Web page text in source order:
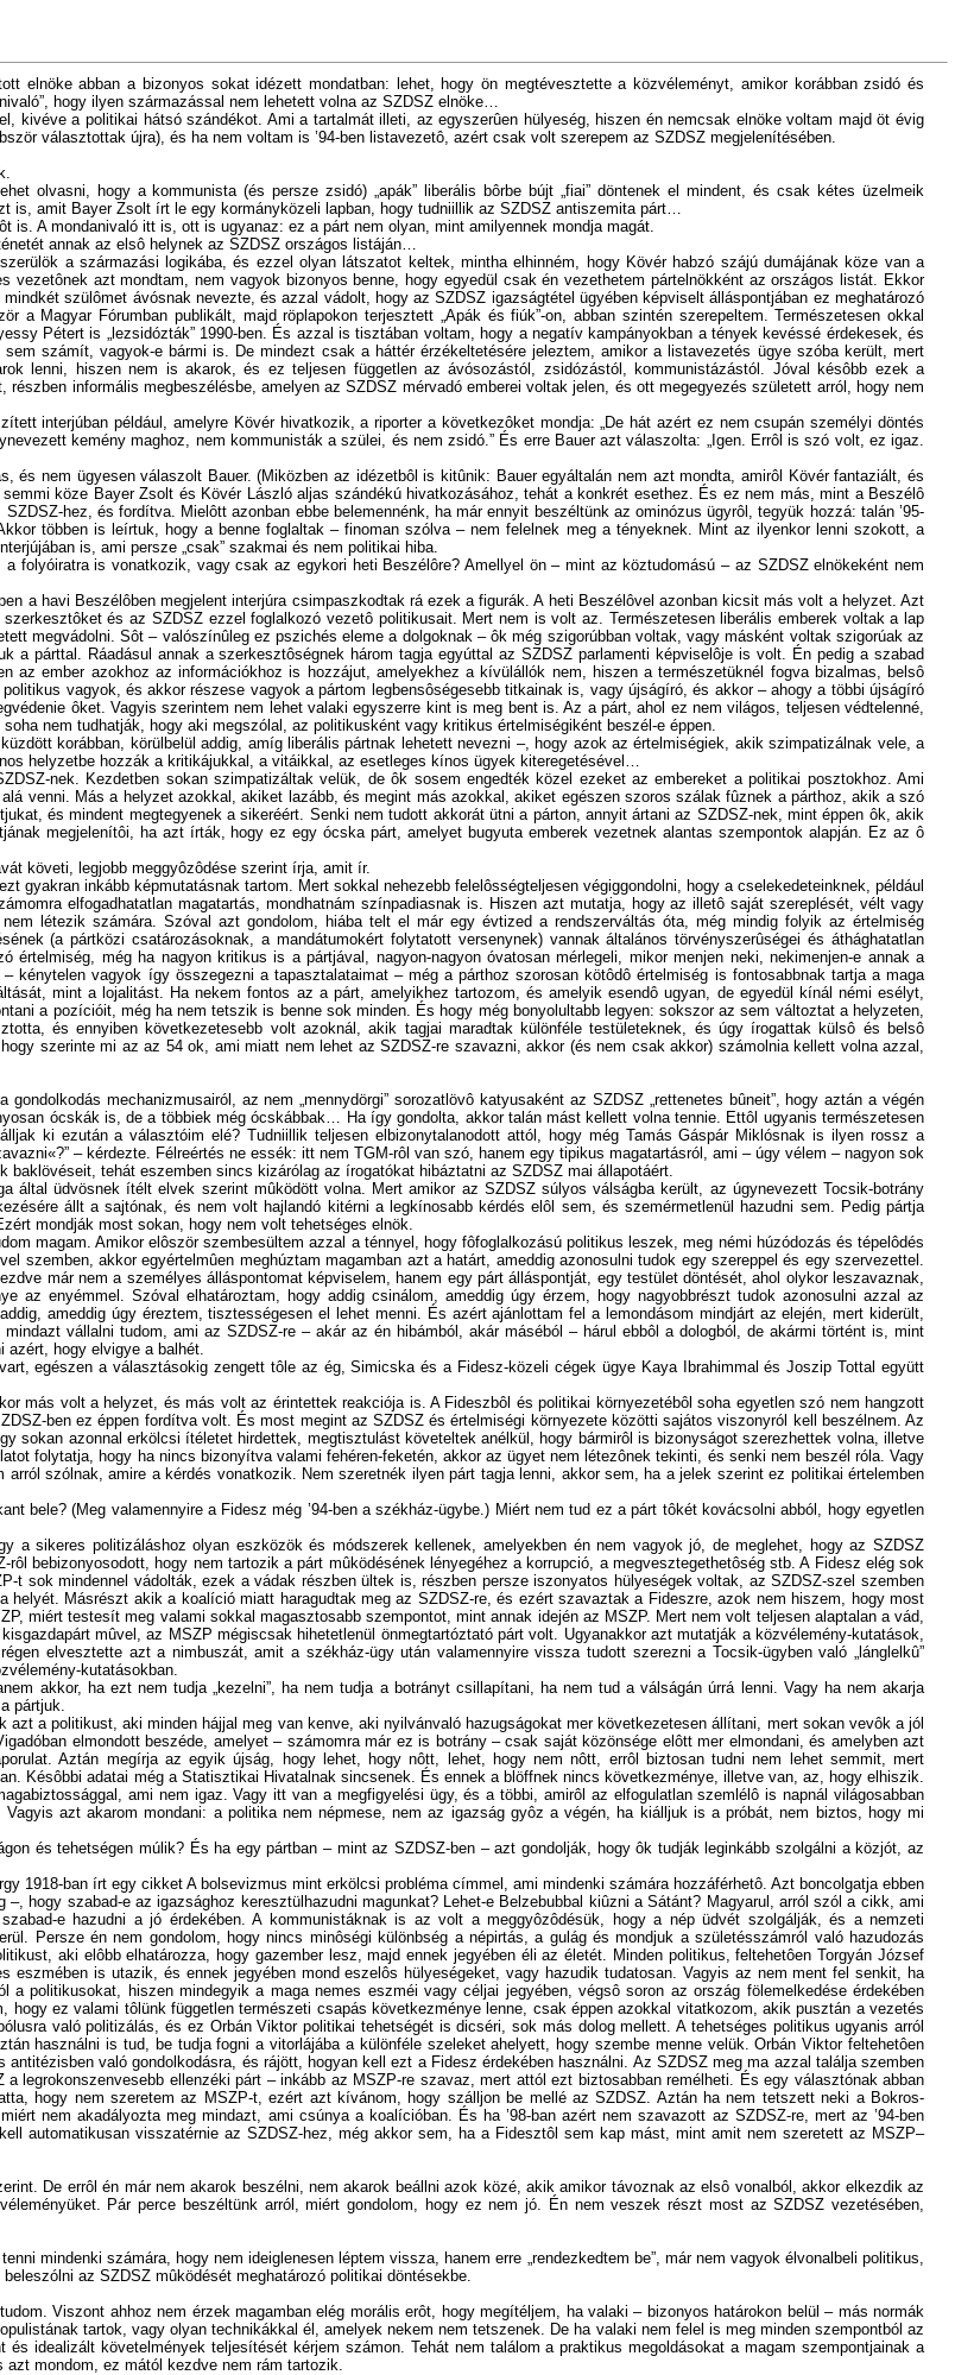
elnöke abban a bizonyos sokat idézett mondatban: lehet, hogy ön megtévesztette a közvéleményt, amikor korábban zsidó és
hogy ilyen származással nem lehetett volna az SZDSZ elnöke…
kivéve a politikai hátsó szándékot. Ami a tartalmát illeti, az egyszerûen hülyeség, hiszen én nemcsak elnöke voltam majd öt évig
választottak újra), és ha nem voltam is ’94-ben listavezetô, azért csak volt szerepem az SZDSZ megjelenítésében.
olvasni, hogy a kommunista (és persze zsidó) „apák” liberális bôrbe bújt „fiai” döntenek el mindent, és csak kétes üzelmeik
is, amit Bayer Zsolt írt le egy kormányközeli lapban, hogy tudniillik az SZDSZ antiszemita párt…
A mondanivaló itt is, ott is ugyanaz: ez a párt nem olyan, mint amilyennek mondja magát.
annak az elsô helynek az SZDSZ országos listáján…
a származási logikába, és ezzel olyan látszatot keltek, mintha elhinném, hogy Kövér habzó szájú dumájának köze van a
vezetônek azt mondtam, nem vagyok bizonyos benne, hogy egyedül csak én vezethetem pártelnökként az országos listát. Ekkor
szülômet ávósnak nevezte, és azzal vádolt, hogy az SZDSZ igazságtétel ügyében képviselt álláspontjában ez meghatározó
Magyar Fórumban publikált, majd röplapokon terjesztett „Apák és fiúk”-on, abban szintén szerepeltem. Természetesen okkal
Pétert is „lezsidózták” 1990-ben. És azzal is tisztában voltam, hogy a negatív kampányokban a tények kevéssé érdekesek, és
számít, vagyok-e bármi is. De mindezt csak a háttér érzékeltetésére jeleztem, amikor a listavezetés ügye szóba került, mert
lenni, hiszen nem is akarok, és ez teljesen független az ávósozástól, zsidózástól, kommunistázástól. Jóval késôbb ezek a
informális megbeszélésbe, amelyen az SZDSZ mérvadó emberei voltak jelen, és ott megegyezés született arról, hogy nem
interjúban például, amelyre Kövér hivatkozik, a riporter a következôket mondja: „De hát azért ez nem csupán személyi döntés
kemény maghoz, nem kommunisták a szülei, és nem zsidó.” És erre Bauer azt válaszolta: „Igen. Errôl is szó volt, ez igaz.
és nem ügyesen válaszolt Bauer. (Miközben az idézetbôl is kitûnik: Bauer egyáltalán nem azt mondta, amirôl Kövér fantaziált, és
köze Bayer Zsolt és Kövér László aljas szándékú hivatkozásához, tehát a konkrét esethez. És ez nem más, mint a Beszélô
hez, és fordítva. Mielôtt azonban ebbe belemennénk, ha már ennyit beszéltünk az ominózus ügyrôl, tegyük hozzá: talán ’95-
többen is leírtuk, hogy a benne foglaltak – finoman szólva – nem felelnek meg a tényeknek. Mint az ilyenkor lenni szokott, a
is, ami persze „csak” szakmai és nem politikai hiba.
folyóiratra is vonatkozik, vagy csak az egykori heti Beszélôre? Amellyel ön – mint az köztudomású – az SZDSZ elnökeként nem
a havi Beszélôben megjelent interjúra csimpaszkodtak rá ezek a figurák. A heti Beszélôvel azonban kicsit más volt a helyzet. Azt
és az SZDSZ ezzel foglalkozó vezetô politikusait. Mert nem is volt az. Természetesen liberális emberek voltak a lap
megvádolni. Sôt – valószínûleg ez pszichés eleme a dolgoknak – ôk még szigorúbban voltak, vagy másként voltak szigorúak az
párttal. Ráadásul annak a szerkesztôségnek három tagja egyúttal az SZDSZ parlamenti képviselôje is volt. Én pedig a szabad
az ember azokhoz az információkhoz is hozzájut, amelyekhez a kívülállók nem, hiszen a természetüknél fogva bizalmas, belsô
vagyok, és akkor részese vagyok a pártom legbensôségesebb titkainak is, vagy újságíró, és akkor – ahogy a többi újságíró
ôket. Vagyis szerintem nem lehet valaki egyszerre kint is meg bent is. Az a párt, ahol ez nem világos, teljesen védtelenné,
nem tudhatják, hogy aki megszólal, az politikusként vagy kritikus értelmiségiként beszél-e éppen.
korábban, körülbelül addig, amíg liberális pártnak lehetett nevezni –, hogy azok az értelmiségiek, akik szimpatizálnak vele, a
helyzetbe hozzák a kritikájukkal, a vitáikkal, az esetleges kínos ügyek kiteregetésével…
nek. Kezdetben sokan szimpatizáltak velük, de ôk sosem engedték közel ezeket az embereket a politikai posztokhoz. Ami
venni. Más a helyzet azokkal, akiket lazább, és megint más azokkal, akiket egészen szoros szálak fûznek a párthoz, akik a szó
és mindent megtegyenek a sikeréért. Senki nem tudott akkorát ütni a párton, annyit ártani az SZDSZ-nek, mint éppen ôk, akik
megjelenítôi, ha azt írták, hogy ez egy ócska párt, amelyet bugyuta emberek vezetnek alantas szempontok alapján. Ez az ô
követi, legjobb meggyôzôdése szerint írja, amit ír.
gyakran inkább képmutatásnak tartom. Mert sokkal nehezebb felelôsségteljesen végiggondolni, hogy a cselekedeteinknek, például
elfogadhatatlan magatartás, mondhatnám színpadiasnak is. Hiszen azt mutatja, hogy az illetô saját szereplését, vélt vagy
létezik számára. Szóval azt gondolom, hiába telt el már egy évtized a rendszerváltás óta, még mindig folyik az értelmiség
(a pártközi csatározásoknak, a mandátumokért folytatott versenynek) vannak általános törvényszerûségei és áthághatatlan
még ha nagyon kritikus is a pártjával, nagyon-nagyon óvatosan mérlegeli, mikor menjen neki, nekimenjen-e annak a
vagyok így összegezni a tapasztalataimat – még a párthoz szorosan kötôdô értelmiség is fontosabbnak tartja a maga
mint a lojalitást. Ha nekem fontos az a párt, amelyikhez tartozom, és amelyik esendô ugyan, de egyedül kínál némi esélyt,
a pozícióit, még ha nem tetszik is benne sok minden. És hogy még bonyolultabb legyen: sokszor az sem változtat a helyzeten,
és ennyiben következetesebb volt azoknál, akik tagjai maradtak különféle testületeknek, és úgy írogattak külsô és belsô
szerinte mi az az 54 ok, ami miatt nem lehet az SZDSZ-re szavazni, akkor (és nem csak akkor) számolnia kellett volna azzal,
mechanizmusairól, az nem „mennydörgi” sorozatlövô katyusaként az SZDSZ „rettenetes bûneit”, hogy aztán a végén
ócskák is, de a többiek még ócskábbak… Ha így gondolta, akkor talán mást kellett volna tennie. Ettôl ugyanis természetesen
ki ezután a választóim elé? Tudniillik teljesen elbizonytalanodott attól, hogy még Tamás Gáspár Miklósnak is ilyen rossz a
– kérdezte. Félreértés ne essék: itt nem TGM-rôl van szó, hanem egy tipikus magatartásról, ami – úgy vélem – nagyon sok
tehát eszemben sincs kizárólag az írogatókat hibáztatni az SZDSZ mai állapotáért.
által üdvösnek ítélt elvek szerint mûködött volna. Mert amikor az SZDSZ súlyos válságba került, az úgynevezett Tocsik-botrány
állt a sajtónak, és nem volt hajlandó kitérni a legkínosabb kérdés elôl sem, és szemérmetlenül hazudni sem. Pedig pártja
mondják most sokan, hogy nem volt tehetséges elnök.
magam. Amikor elôször szembesültem azzal a ténnyel, hogy fôfoglalkozású politikus leszek, meg némi húzódozás és tépelôdés
szemben, akkor egyértelmûen meghúztam magamban azt a határt, ameddig azonosulni tudok egy szereppel és egy szervezettel.
már nem a személyes álláspontomat képviselem, hanem egy párt álláspontját, egy testület döntését, ahol olykor leszavaznak,
az enyémmel. Szóval elhatároztam, hogy addig csinálom, ameddig úgy érzem, hogy nagyobbrészt tudok azonosulni azzal az
ameddig úgy éreztem, tisztességesen el lehet menni. És azért ajánlottam fel a lemondásom mindjárt az elején, mert kiderült,
vállalni tudom, ami az SZDSZ-re – akár az én hibámból, akár máséból – hárul ebbôl a dologból, de akármi történt is, mint
azért, hogy elvigye a balhét.
egészen a választásokig zengett tôle az ég, Simicska és a Fidesz-közeli cégek ügye Kaya Ibrahimmal és Joszip Tottal együtt
más volt a helyzet, és más volt az érintettek reakciója is. A Fideszbôl és politikai környezetébôl soha egyetlen szó nem hangzott
ben ez éppen fordítva volt. És most megint az SZDSZ és értelmiségi környezete közötti sajátos viszonyról kell beszélnem. Az
sokan azonnal erkölcsi ítéletet hirdettek, megtisztulást követeltek anélkül, hogy bármirôl is bizonyságot szerezhettek volna, illetve
folytatja, hogy ha nincs bizonyítva valami fehéren-feketén, akkor az ügyet nem létezônek tekinti, és senki nem beszél róla. Vagy
szólnak, amire a kérdés vonatkozik. Nem szeretnék ilyen párt tagja lenni, akkor sem, ha a jelek szerint ez politikai értelemben
bele? (Meg valamennyire a Fidesz még ’94-ben a székház-ügybe.) Miért nem tud ez a párt tôkét kovácsolni abból, hogy egyetlen
a sikeres politizáláshoz olyan eszközök és módszerek kellenek, amelyekben én nem vagyok jó, de meglehet, hogy az SZDSZ
bebizonyosodott, hogy nem tartozik a párt mûködésének lényegéhez a korrupció, a megvesztegethetôség stb. A Fidesz elég sok
t sok mindennel vádolták, ezek a vádak részben ültek is, részben persze iszonyatos hülyeségek voltak, az SZDSZ-szel szemben
Másrészt akik a koalíció miatt haragudtak meg az SZDSZ-re, és ezért szavaztak a Fideszre, azok nem hiszem, hogy most
miért testesít meg valami sokkal magasztosabb szempontot, mint annak idején az MSZP. Mert nem volt teljesen alaptalan a vád,
mûvel, az MSZP mégiscsak hihetetlenül önmegtartóztató párt volt. Ugyanakkor azt mutatják a közvélemény-kutatások,
elvesztette azt a nimbuszát, amit a székház-ügy után valamennyire vissza tudott szerezni a Tocsik-ügyben való „lánglelkû”
kutatásokban.
akkor, ha ezt nem tudja „kezelni”, ha nem tudja a botrányt csillapítani, ha nem tud a válságán úrrá lenni. Vagy ha nem akarja
pártjuk.
a politikust, aki minden hájjal meg van kenve, aki nyilvánvaló hazugságokat mer következetesen állítani, mert sokan vevôk a jól
elmondott beszéde, amelyet – számomra már ez is botrány – csak saját közönsége elôtt mer elmondani, és amelyben azt
Aztán megírja az egyik újság, hogy lehet, hogy nôtt, lehet, hogy nem nôtt, errôl biztosan tudni nem lehet semmit, mert
Késôbbi adatai még a Statisztikai Hivatalnak sincsenek. És ennek a blöffnek nincs következménye, illetve van, az, hogy elhiszik.
ami nem igaz. Vagy itt van a megfigyelési ügy, és a többi, amirôl az elfogulatlan szemlélô is napnál világosabban
azt akarom mondani: a politika nem népmese, nem az igazság gyôz a végén, ha kiálljuk is a próbát, nem biztos, hogy mi
és tehetségen múlik? És ha egy pártban – mint az SZDSZ-ben – azt gondolják, hogy ôk tudják leginkább szolgálni a közjót, az
1918-ban írt egy cikket A bolsevizmus mint erkölcsi probléma címmel, ami mindenki számára hozzáférhetô. Azt boncolgatja ebben
hogy szabad-e az igazsághoz keresztülhazudni magunkat? Lehet-e Belzebubbal kiûzni a Sátánt? Magyarul, arról szól a cikk, ami
e hazudni a jó érdekében. A kommunistáknak is az volt a meggyôzôdésük, hogy a nép üdvét szolgálják, és a nemzeti
Persze én nem gondolom, hogy nincs minôségi különbség a népirtás, a gulág és mondjuk a születésszámról való hazudozás
aki elôbb elhatározza, hogy gazember lesz, majd ennek jegyében éli az életét. Minden politikus, feltehetôen Torgyán József
is utazik, és ennek jegyében mond eszelôs hülyeségeket, vagy hazudik tudatosan. Vagyis az nem ment fel senkit, ha
politikusokat, hiszen mindegyik a maga nemes eszméi vagy céljai jegyében, végsô soron az ország fölemelkedése érdekében
ez valami tôlünk független természeti csapás következménye lenne, csak éppen azokkal vitatkozom, akik pusztán a vezetés
való politizálás, és ez Orbán Viktor politikai tehetségét is dicséri, sok más dolog mellett. A tehetséges politikus ugyanis arról
használni is tud, be tudja fogni a vitorlájába a különféle szeleket ahelyett, hogy szembe menne velük. Orbán Viktor feltehetôen
való gondolkodásra, és rájött, hogyan kell ezt a Fidesz érdekében használni. Az SZDSZ meg ma azzal találja szemben
legrokonszenvesebb ellenzéki párt – inkább az MSZP-re szavaz, mert attól ezt biztosabban remélheti. És egy választónak abban
hogy nem szeretem az MSZP-t, ezért azt kívánom, hogy szálljon be mellé az SZDSZ. Aztán ha nem tetszett neki a Bokros-
nem akadályozta meg mindazt, ami csúnya a koalícióban. És ha ’98-ban azért nem szavazott az SZDSZ-re, mert az ’94-ben
automatikusan visszatérnie az SZDSZ-hez, még akkor sem, ha a Fidesztôl sem kap mást, mint amit nem szeretett az MSZP–
De errôl én már nem akarok beszélni, nem akarok beállni azok közé, akik amikor távoznak az elsô vonalból, akkor elkezdik az
Pár perce beszéltünk arról, miért gondolom, hogy ez nem jó. Én nem veszek részt most az SZDSZ vezetésében,
mindenki számára, hogy nem ideiglenesen léptem vissza, hanem erre „rendezkedtem be”, már nem vagyok élvonalbeli politikus,
az SZDSZ mûködését meghatározó politikai döntésekbe.
Viszont ahhoz nem érzek magamban elég morális erôt, hogy megítéljem, ha valaki – bizonyos határokon belül – más normák
tartok, vagy olyan technikákkal él, amelyek nekem nem tetszenek. De ha valaki nem felel is meg minden szempontból az
idealizált követelmények teljesítését kérjem számon. Tehát nem találom a praktikus megoldásokat a magam szempontjainak a
mondom, ez mától kezdve nem rám tartozik.